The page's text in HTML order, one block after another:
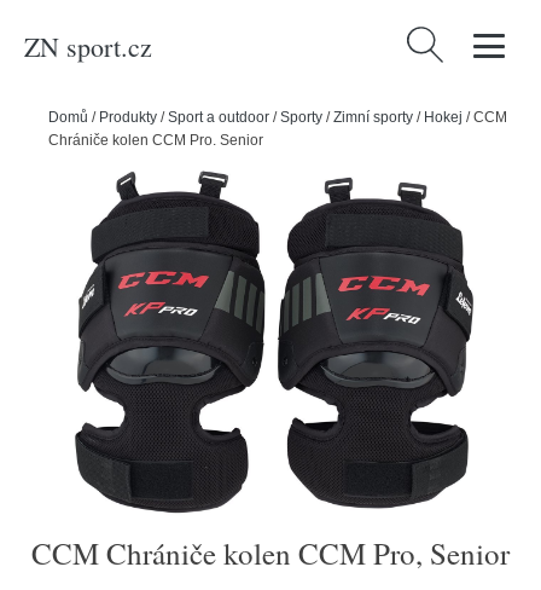
ZN sport.cz Vyhledávání
Domů / Produkty /Sport a outdoor /Sporty /Zimní sporty / Hokej /CCM
Chrániče kolen CCM Pro, Senior
CCM Chrániče kolen CCM Pro, Senior